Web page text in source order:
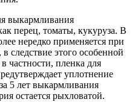
выкармливания
перец, томаты, кукуруза. В
нередко применяется при
следствие этого особенной
частности, пленка для
уплотнение
5 лет выкармливания
остается рыхловатой.